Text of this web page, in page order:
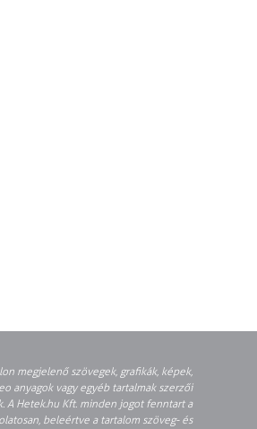
megjelenő szövegek, grafikák, képek,
anyagok vagy egyéb tartalmak szerzői
A Hetek.hu Kft. minden jogot fenntart a
beleértve a tartalom szöveg- és